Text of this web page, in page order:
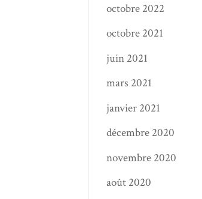
octobre 2022
octobre 2021
juin 2021
mars 2021
janvier 2021
décembre 2020
novembre 2020
août 2020